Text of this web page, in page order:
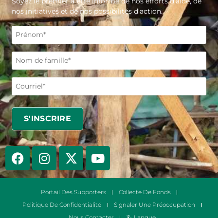
nos initiatives et de nos possibilités d'action.
Portail Des Supporters
Collecte De Fonds
Politique De Confidentialité
Signaler Une Préoccupation